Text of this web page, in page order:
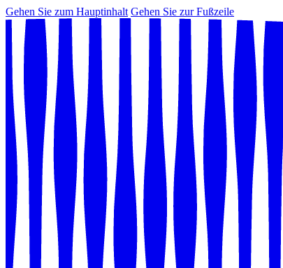
Gehen Sie zum Hauptinhalt Gehen Sie zur Fußzeile